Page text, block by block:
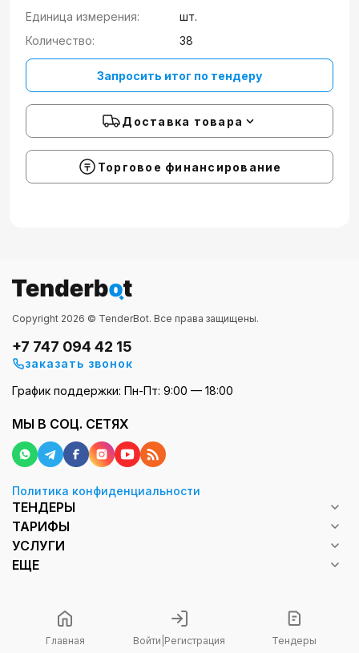
Главная Войти Регистрация Тендеры
Единица измерения:
шт.
Количество:
38
Запросить итог по тендеру
Доставка товара
Торговое финансирование
Copyright 2026 © TenderBot. Все права защищены.
+7 747 094 42 15
заказать звонок
График поддержки: Пн-Пт: 9:00 — 18:00
МЫ В СОЦ. СЕТЯХ
Политика конфиденциальности
ТЕНДЕРЫ
ТАРИФЫ
УСЛУГИ
ЕЩЕ